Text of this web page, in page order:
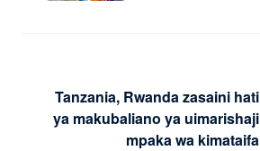
Tanzania, Rwanda zasaini hati
ya makubaliano ya uimarishaji
mpaka wa kimataifa